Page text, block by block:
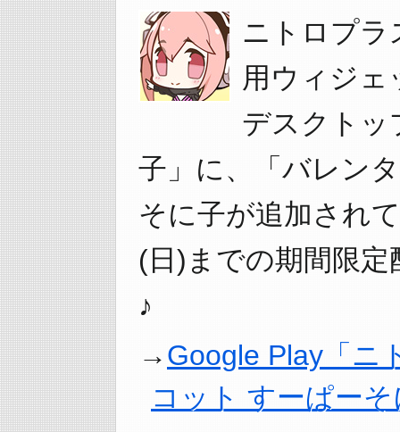
ニトロプラ
用ウィジェ
デスクトッ
子」に、「バレン
そに子が追加され
(日)までの期間限
♪
Google Play「ニ
コット すーぱー